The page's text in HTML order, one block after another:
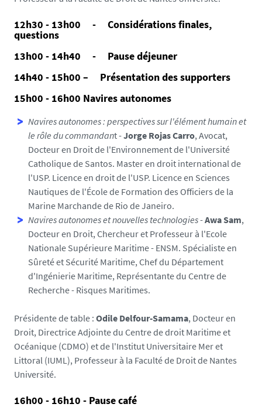
12h30 - 13h00 - Considérations finales,
questions
13h00 - 14h40 - Pause déjeuner
14h40 - 15h00 – Présentation des supporters
15h00 - 16h00 Navires autonomes
Navires autonomes : perspectives sur l'élément humain et
le rôle du commandant -Jorge Rojas Carro, Avocat,
Docteur en Droit de l'Environnement de l'Université
Catholique de Santos. Master en droit international de
l'USP. Licence en droit de l'USP. Licence en Sciences
Nautiques de l'École de Formation des Officiers de la
Marine Marchande de Rio de Janeiro.
Navires autonomes et nouvelles technologies-Awa Sam,
Docteur en Droit, Chercheur et Professeur à l'Ecole
Nationale Supérieure Maritime - ENSM. Spécialiste en
Sûreté et Sécurité Maritime, Chef du Département
d'Ingénierie Maritime, Représentante du Centre de
Recherche - Risques Maritimes.
Présidente de table : Odile Delfour-Samama, Docteur en
Droit, Directrice Adjointe du Centre de droit Maritime et
Océanique (CDMO) et de l'Institut Universitaire Mer et
Littoral (IUML), Professeur à la Faculté de Droit de Nantes
Université.
16h00 - 16h10 - Pause café